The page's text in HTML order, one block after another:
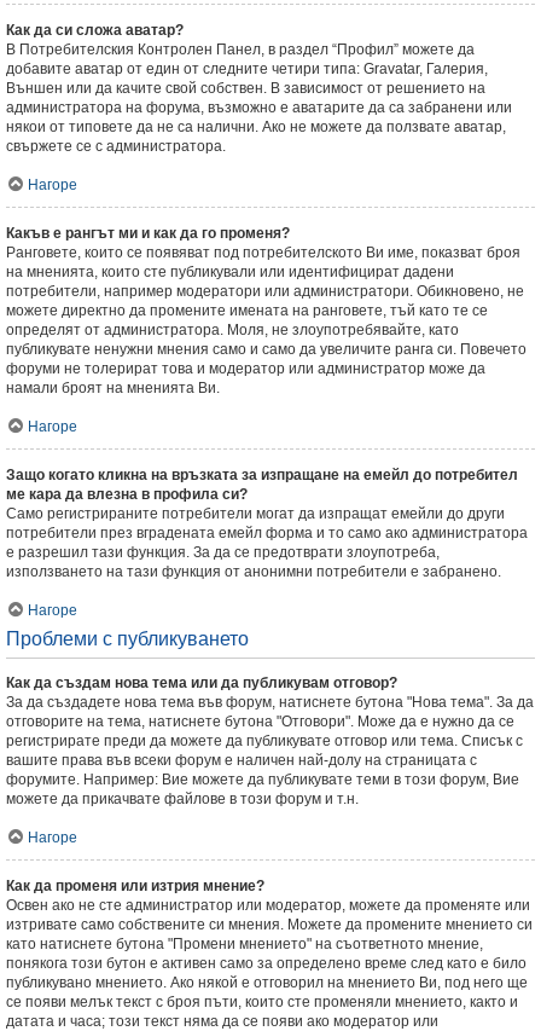
Как да си сложа аватар?
В Потребителския Контролен Панел, в раздел “Профил” можете да
добавите аватар от един от следните четири типа: Gravatar, Галерия,
Външен или да качите свой собствен. В зависимост от решението на
администратора на форума, възможно е аватарите да са забранени или
някои от типовете да не са налични. Ако не можете да ползвате аватар,
свържете се с администратора.
Нагоре
Какъв е рангът ми и как да го променя?
Ранговете, които се появяват под потребителското Ви име, показват броя
на мненията, които сте публикували или идентифицират дадени
потребители, например модератори или администратори. Обикновено, не
можете директно да промените имената на ранговете, тъй като те се
определят от администратора. Моля, не злоупотребявайте, като
публикувате ненужни мнения само и само да увеличите ранга си. Повечето
форуми не толерират това и модератор или администратор може да
намали броят на мненията Ви.
Нагоре
Защо когато кликна на връзката за изпращане на емейл до потребител
ме кара да влезна в профила си?
Само регистрираните потребители могат да изпращат емейли до други
потребители през вградената емейл форма и то само ако администратора
е разрешил тази функция. За да се предотврати злоупотреба,
използването на тази функция от анонимни потребители е забранено.
Нагоре
Проблеми с публикуването
Как да създам нова тема или да публикувам отговор?
За да създадете нова тема във форум, натиснете бутона "Нова тема". За да
отговорите на тема, натиснете бутона "Отговори". Може да е нужно да се
регистрирате преди да можете да публикувате отговор или тема. Списък с
вашите права във всеки форум е наличен най-долу на страницата с
форумите. Например: Вие можете да публикувате теми в този форум, Вие
можете да прикачвате файлове в този форум и т.н.
Нагоре
Как да променя или изтрия мнение?
Освен ако не сте администратор или модератор, можете да променяте или
изтривате само собствените си мнения. Можете да промените мнението си
като натиснете бутона "Промени мнението" на съответното мнение,
понякога този бутон е активен само за определено време след като е било
публикувано мнението. Ако някой е отговорил на мнението Ви, под него ще
се появи мелък текст с броя пъти, които сте променяли мнението, както и
датата и часа; този текст няма да се появи ако модератор или